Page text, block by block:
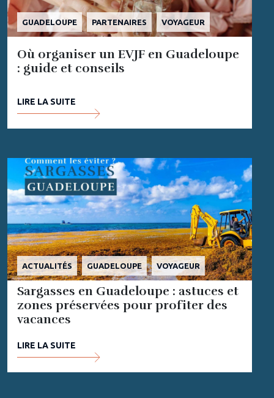
GUADELOUPE PARTENAIRES VOYAGEUR
Où organiser un EVJF en Guadeloupe
: guide et conseils
LIRE LA SUITE
ACTUALITÉS GUADELOUPE VOYAGEUR
Sargasses en Guadeloupe : astuces et
zones préservées pour profiter des
vacances
LIRE LA SUITE